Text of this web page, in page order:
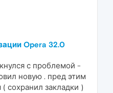
Opera 32.0
с проблемой -
новую . пред этим
сохранил закладки )